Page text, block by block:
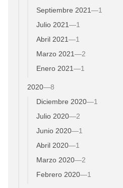
Septiembre 2021—1
Julio 2021—1
Abril 2021—1
Marzo 2021—2
Enero 2021—1
2020—8
Diciembre 2020—1
Julio 2020—2
Junio 2020—1
Abril 2020—1
Marzo 2020—2
Febrero 2020—1